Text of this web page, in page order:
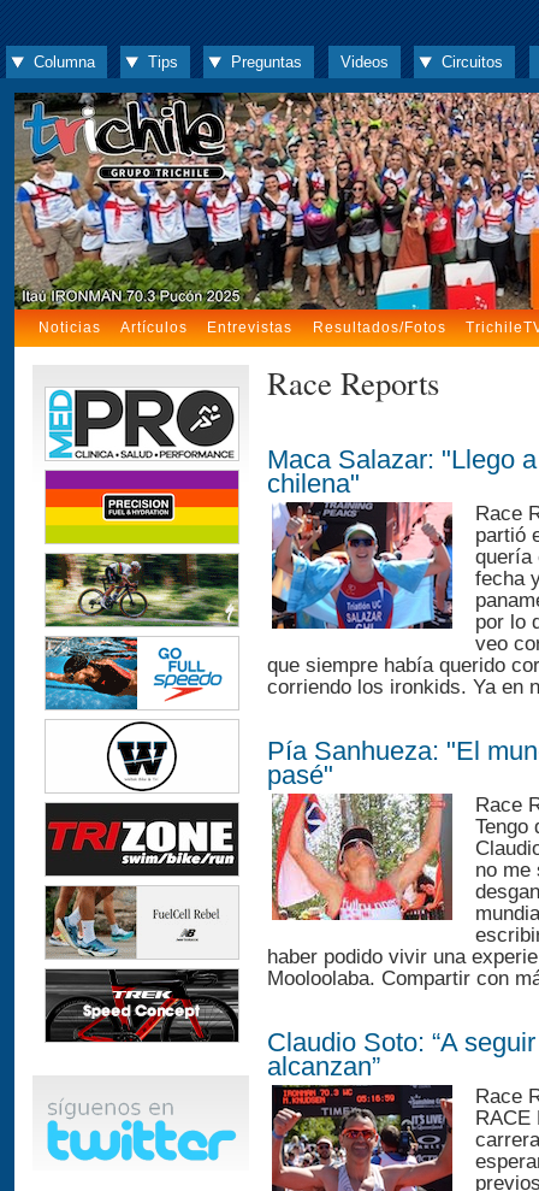
Columna Tips Preguntas Videos Circuitos
Noticias Artículos Entrevistas Resultados/Fotos
Race Reports
Maca Salazar: "Llego
chilena"
Race
partió
quería
fecha
por lo
veo
que siempre había querido
corriendo los ironkids. Ya en
Pía Sanhueza: "El
pasé"
Race
Tengo
no me
haber podido vivir una
Mooloolaba. Compartir con
Claudio Soto: “A
alcanzan”
Race
RACE